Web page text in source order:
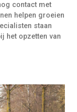
contact met
helpen groeien
staan
het opzetten van